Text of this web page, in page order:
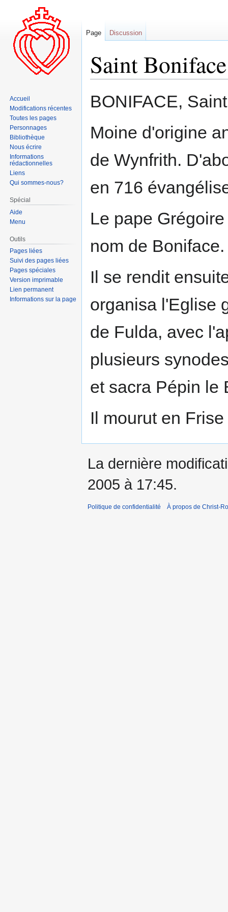
Saint Boniface
à
navigation
à
recherche
BONIFACE,
Moine d'origine
de Wynfrith.
en 716
Le pape
nom de Boniface.
Il se rendit
organisa l'Eglise
de Fulda, avec
plusieurs
et sacra Pépin le
Il mourut en
Page Discussion
Accueil
Modifications récentes
Toutes les pages
Personnages
Bibliothèque
Nous écrire
Informations
rédactionnelles
Liens
Qui sommes-nous?
Spécial
Aide
Menu
Outils
Pages liées
Suivi des pages liées
Pages spéciales
Version imprimable
Lien permanent
Informations sur la page
La dernière
2005 à 17:45.
Politique de confidentialité À propos de Christ-